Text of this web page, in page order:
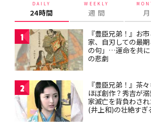
DAILY
24時間
WEEKLY
週 間
1
『豊臣兄弟！』お
家、自刃しての最
の句」…運命を共に
の悲劇
2
『豊臣兄弟！』茶
ほぼ創作？秀吉が
家滅亡を背負わされ
(井上和)の壮絶すぎ